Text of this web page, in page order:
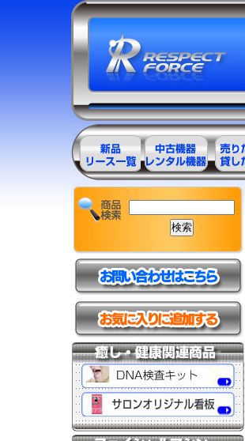
エステ美容用
品製品一覧
エステ美容用
品アウトレッ
ト商品一覧
エス
品レ
能商